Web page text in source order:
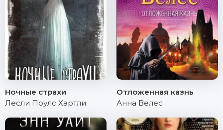
Ночные страхи
Лесли Поулс Хартли
Отложенная казнь
Анна Велес